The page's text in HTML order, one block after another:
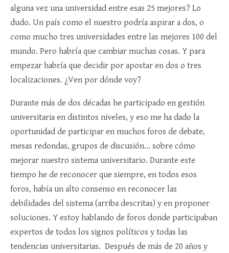
alguna vez una universidad entre esas 25 mejores? Lo
dudo. Un país como el nuestro podría aspirar a dos, o
como mucho tres universidades entre las mejores 100 del
mundo. Pero habría que cambiar muchas cosas. Y para
empezar habría que decidir por apostar en dos o tres
localizaciones. ¿Ven por dónde voy?
Durante más de dos décadas he participado en gestión
universitaria en distintos niveles, y eso me ha dado la
oportunidad de participar en muchos foros de debate,
mesas redondas, grupos de discusión… sobre cómo
mejorar nuestro sistema universitario. Durante este
tiempo he de reconocer que siempre, en todos esos
foros, había un alto consenso en reconocer las
debilidades del sistema (arriba descritas) y en proponer
soluciones. Y estoy hablando de foros donde participaban
expertos de todos los signos políticos y todas las
tendencias universitarias. Después de más de 20 años y